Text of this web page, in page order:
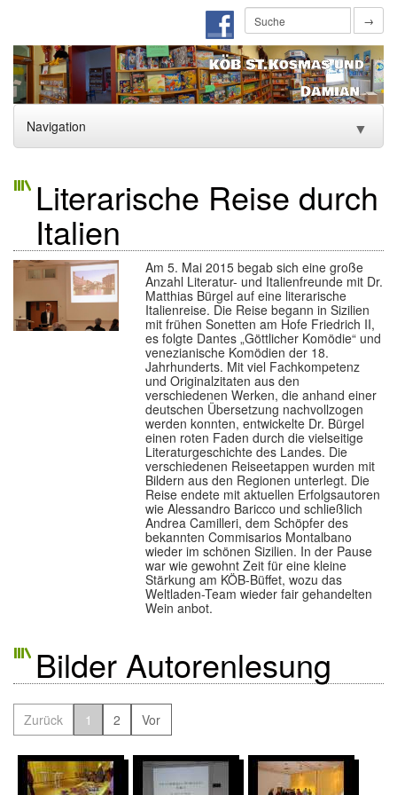
→
Navigation ▼
Aktuelles ▼
Über uns
Leseförderung
Rückblick auf unsere Autorenlesungen ▼
Lesung mit Christine Rhömer am 05.05.2023
▼
▼
Literarische Reise durch
Italien
Am 5. Mai 2015 begab sich eine große
Anzahl Literatur- und Italienfreunde mit Dr.
Matthias Bürgel auf eine literarische
Italienreise. Die Reise begann in Sizilien
mit frühen Sonetten am Hofe Friedrich II,
es folgte Dantes „Göttlicher Komödie“ und
venezianische Komödien der 18.
Jahrhunderts. Mit viel Fachkompetenz
und Originalzitaten aus den
verschiedenen Werken, die anhand einer
deutschen Übersetzung nachvollzogen
werden konnten, entwickelte Dr. Bürgel
einen roten Faden durch die vielseitige
Literaturgeschichte des Landes. Die
verschiedenen Reiseetappen wurden mit
Bildern aus den Regionen unterlegt. Die
Reise endete mit aktuellen Erfolgsautoren
wie Alessandro Baricco und schließlich
Andrea Camilleri, dem Schöpfer des
bekannten Commisarios Montalbano
wieder im schönen Sizilien. In der Pause
war wie gewohnt Zeit für eine kleine
Stärkung am KÖB-Büffet, wozu das
Weltladen-Team wieder fair gehandelten
Wein anbot.
Bilder Autorenlesung
Zurück 1 2 Vor